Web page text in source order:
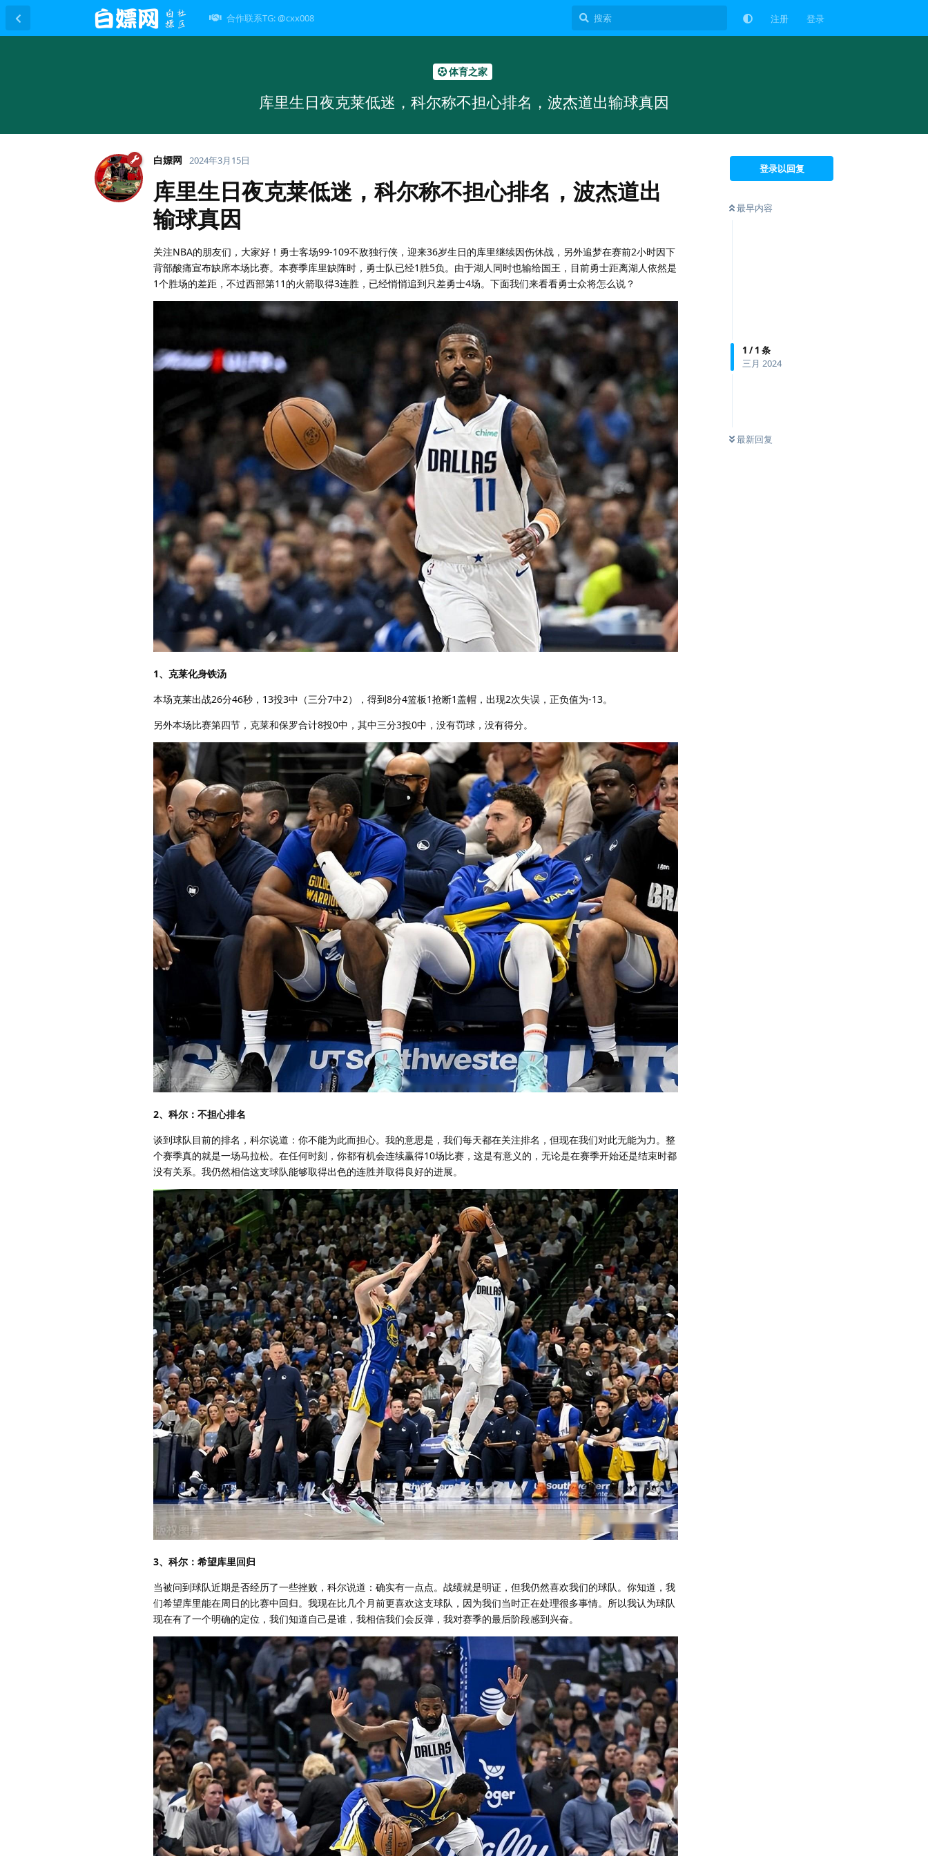
合作联系TG: @cxx008 注册 登录
体育之家
库里生日夜克莱低迷，科尔称不担心排名，波杰道出输球真因
登录以回复
最早内容
1 /1 条
三月 2024
最新回复
白嫖网 2024年3月15日
库里生日夜克莱低迷，科尔称不担心排名，波杰道出
输球真因
关注NBA的朋友们，大家好！勇士客场99-109不敌独行侠，迎来36岁生日的库里继续因伤休战，另外追梦在赛前2小时因下
背部酸痛宣布缺席本场比赛。本赛季库里缺阵时，勇士队已经1胜5负。由于湖人同时也输给国王，目前勇士距离湖人依然是
1个胜场的差距，不过西部第11的火箭取得3连胜，已经悄悄追到只差勇士4场。下面我们来看看勇士众将怎么说？
1、克莱化身铁汤
本场克莱出战26分46秒，13投3中（三分7中2），得到8分4篮板1抢断1盖帽，出现2次失误，正负值为-13。
另外本场比赛第四节，克莱和保罗合计8投0中，其中三分3投0中，没有罚球，没有得分。
2、科尔：不担心排名
谈到球队目前的排名，科尔说道：你不能为此而担心。我的意思是，我们每天都在关注排名，但现在我们对此无能为力。整
个赛季真的就是一场马拉松。在任何时刻，你都有机会连续赢得10场比赛，这是有意义的，无论是在赛季开始还是结束时都
没有关系。我仍然相信这支球队能够取得出色的连胜并取得良好的进展。
3、科尔：希望库里回归
当被问到球队近期是否经历了一些挫败，科尔说道：确实有一点点。战绩就是明证，但我仍然喜欢我们的球队。你知道，我
们希望库里能在周日的比赛中回归。我现在比几个月前更喜欢这支球队，因为我们当时正在处理很多事情。所以我认为球队
现在有了一个明确的定位，我们知道自己是谁，我相信我们会反弹，我对赛季的最后阶段感到兴奋。